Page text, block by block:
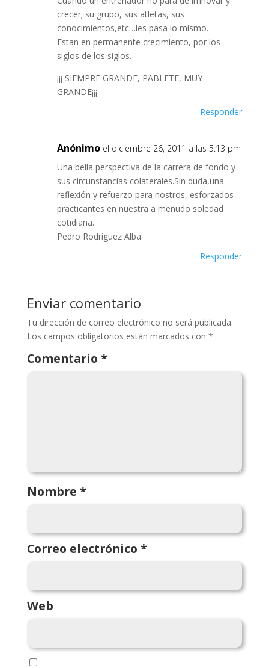
crecer; su grupo, sus atletas, sus
conocimientos,etc…les pasa lo mismo.
Estan en permanente crecimiento, por los
siglos de los siglos.
¡¡¡ SIEMPRE GRANDE, PABLETE, MUY
GRANDE¡¡¡
Responder
Anónimo el diciembre 26, 2011 a las 5:13 pm
Una bella perspectiva de la carrera de fondo y
sus circunstancias colaterales.Sin duda,una
reflexión y refuerzo para nostros, esforzados
practicantes en nuestra a menudo soledad
cotidiana.
Pedro Rodriguez Alba.
Responder
Enviar comentario
Tu dirección de correo electrónico no será publicada.
Los campos obligatorios están marcados con *
Comentario *
Nombre *
Correo electrónico *
Web